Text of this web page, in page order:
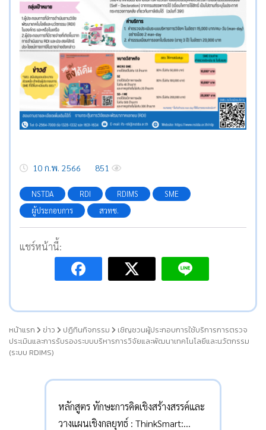
10 ก.พ. 2566 851
NSTDA RDI RDIMS
SME
ผู้ประกอบการ
สวทช.
แชร์หน้านี้:
หน้าแรก ข่าว ปฏิทินกิจกรรม
เชิญชวนผู้ประกอบการใช้บริการการตรวจ
ประเมินและการรับรองระบบบริหารการวิจัยและพัฒนาเทคโนโลยีและนวัตกรรม
(ระบบ RDIMS)
หลักสูตร ทักษะการคิดเชิงสร้างสรรค์และ
วางแผนเชิงกลยุทธ์ : ThinkSmart: